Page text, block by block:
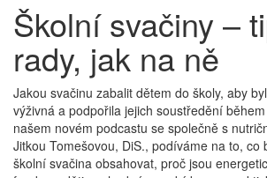
Školní svačiny –
rady, jak na ně
Jakou svačinu zabalit dětem do školy, aby
výživná a podpořila jejich soustředění
našem novém podcastu se společně s
Jitkou Tomešovou, DiS., podíváme na to, co
školní svačina obsahovat, proč jsou